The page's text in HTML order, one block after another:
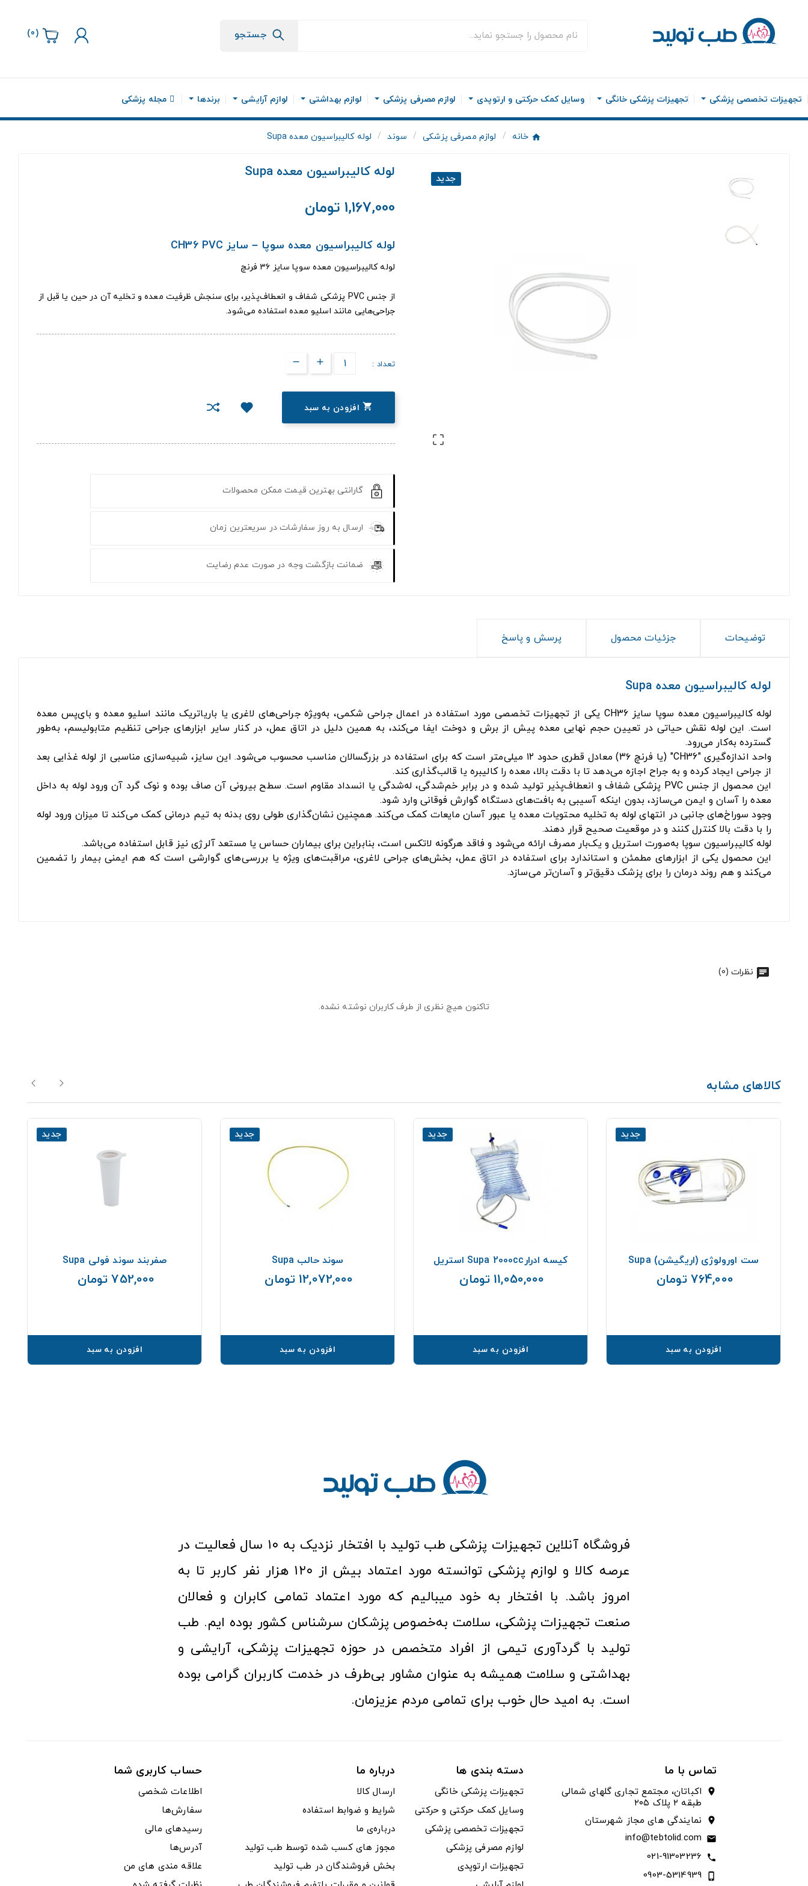
جستجو (
0
)
تجهیزات تخصصی پزشکی تجهیزات پزشکی خانگی وسایل کمک حرکتی و ارتوپدی لوازم مصرفی پزشکی لوازم بهداشتی لوازم آرایشی برندها مجله پزشکی
خانه لوازم مصرفی پزشکی سوند لوله کالیبراسیون معده Supa
جدید

لوله کالیبراسیون معده Supa
1,167,000 تومان
لوله کالیبراسیون معده سوپا – سایز CH36 PVC
لوله کالیبراسیون معده سوپا سایز ۳۶ فرنچ
از جنس PVC پزشکی شفاف و انعطاف‌پذیر، برای سنجش ظرفیت معده و تخلیه آن در حین یا قبل از
جراحی‌هایی مانند اسلیو معده استفاده می‌شود.
تعداد :
 افزودن به سبد
گارانتی بهترین قیمت ممکن محصولات
ارسال به روز سفارشات در سریعترین زمان
ضمانت بازگشت وجه در صورت عدم رضایت
توضیحات جزئیات محصول پرسش و پاسخ
لوله کالیبراسیون معده Supa
لوله کالیبراسیون معده سوپا سایز CH36 یکی از تجهیزات تخصصی مورد استفاده در اعمال جراحی شکمی، به‌ویژه جراحی‌های لاغری یا باریاتریک مانند اسلیو معده و بای‌پس معده
است. این لوله نقش حیاتی در تعیین حجم نهایی معده پیش از برش و دوخت ایفا می‌کند، به همین دلیل در اتاق عمل، در کنار سایر ابزارهای جراحی تنظیم متابولیسم، به‌طور
گسترده به‌کار می‌رود.
واحد اندازه‌گیری "CH36" (یا فرنچ ۳۶) معادل قطری حدود ۱۲ میلی‌متر است که برای استفاده در بزرگسالان مناسب محسوب می‌شود. این سایز، شبیه‌سازی مناسبی از لوله غذایی بعد
از جراحی ایجاد کرده و به جراح اجازه می‌دهد تا با دقت بالا، معده را کالیبره یا قالب‌گذاری کند.
این محصول از جنس PVC پزشکی شفاف و انعطاف‌پذیر تولید شده و در برابر خم‌شدگی، له‌شدگی یا انسداد مقاوم است. سطح بیرونی آن صاف بوده و نوک گرد آن ورود لوله به داخل
معده را آسان و ایمن می‌سازد، بدون اینکه آسیبی به بافت‌های دستگاه گوارش فوقانی وارد شود.
وجود سوراخ‌های جانبی در انتهای لوله به تخلیه محتویات معده یا عبور آسان مایعات کمک می‌کند. همچنین نشان‌گذاری طولی روی بدنه به تیم درمانی کمک می‌کند تا میزان ورود لوله
را با دقت بالا کنترل کنند و در موقعیت صحیح قرار دهند.
لوله کالیبراسیون سوپا به‌صورت استریل و یک‌بار مصرف ارائه می‌شود و فاقد هرگونه لاتکس است، بنابراین برای بیماران حساس یا مستعد آلرژی نیز قابل استفاده می‌باشد.
این محصول یکی از ابزارهای مطمئن و استاندارد برای استفاده در اتاق عمل، بخش‌های جراحی لاغری، مراقبت‌های ویژه یا بررسی‌های گوارشی است که هم ایمنی بیمار را تضمین
می‌کند و هم روند درمان را برای پزشک دقیق‌تر و آسان‌تر می‌سازد.
نظرات (0)
تاکنون هیچ نظری از طرف کاربران نوشته نشده.
کالاهای مشابه
جدید
ست اورولوژی (اریگیشن) Supa
764,000 تومان
افزودن به سبد
جدید
کیسه ادرارSupa 2000cc استریل
11,050,000 تومان
افزودن به سبد
جدید
سوند حالب Supa
12,072,000 تومان
افزودن به سبد
جدید
صفربند سوند فولی Supa
752,000 تومان
افزودن به سبد
فروشگاه آنلاین تجهیزات پزشکی طب تولید با افتخار نزدیک به ۱۰ سال فعالیت در
عرصه کالا و لوازم پزشکی توانسته مورد اعتماد بیش از ۱۲۰ هزار نفر کاربر تا به
امروز باشد. با افتخار به خود میبالیم که مورد اعتماد تمامی کابران و فعالان
صنعت تجهیزات پزشکی، سلامت به‌خصوص پزشکان سرشناس کشور بوده ایم. طب
تولید با گردآوری تیمی از افراد متخصص در حوزه تجهیزات پزشکی، آرایشی و
بهداشتی و سلامت همیشه به عنوان مشاور بی‌طرف در خدمت کاربران گرامی بوده
است. به امید حال خوب برای تمامی مردم عزیزمان.
تماس با ما
location_on
اکباتان، مجتمع تجاری گلهای شمالی
طبقه ۲ پلاک ۲۰۵
location_on نمایندگی های مجاز شهرستان
email
info@tebtolid.com
call
021-91303236
phone_iphone
0903-5314939
دسته بندی ها
تجهیزات پزشکی خانگی
وسایل کمک حرکتی و حرکتی
تجهیزات تخصصی پزشکی
لوازم مصرفی پزشکی
تجهیزات ارتوپدی
درباره ما
ارسال کالا
شرایط و ضوابط استفاده
درباره‌ی ما
مجوز های کسب شده توسط طب تولید
بخش فروشندگان در طب تولید
حساب کاربری شما
اطلاعات شخصی
سفارش‌ها
رسیدهای مالی
آدرس‌ها
علاقه مندی های من